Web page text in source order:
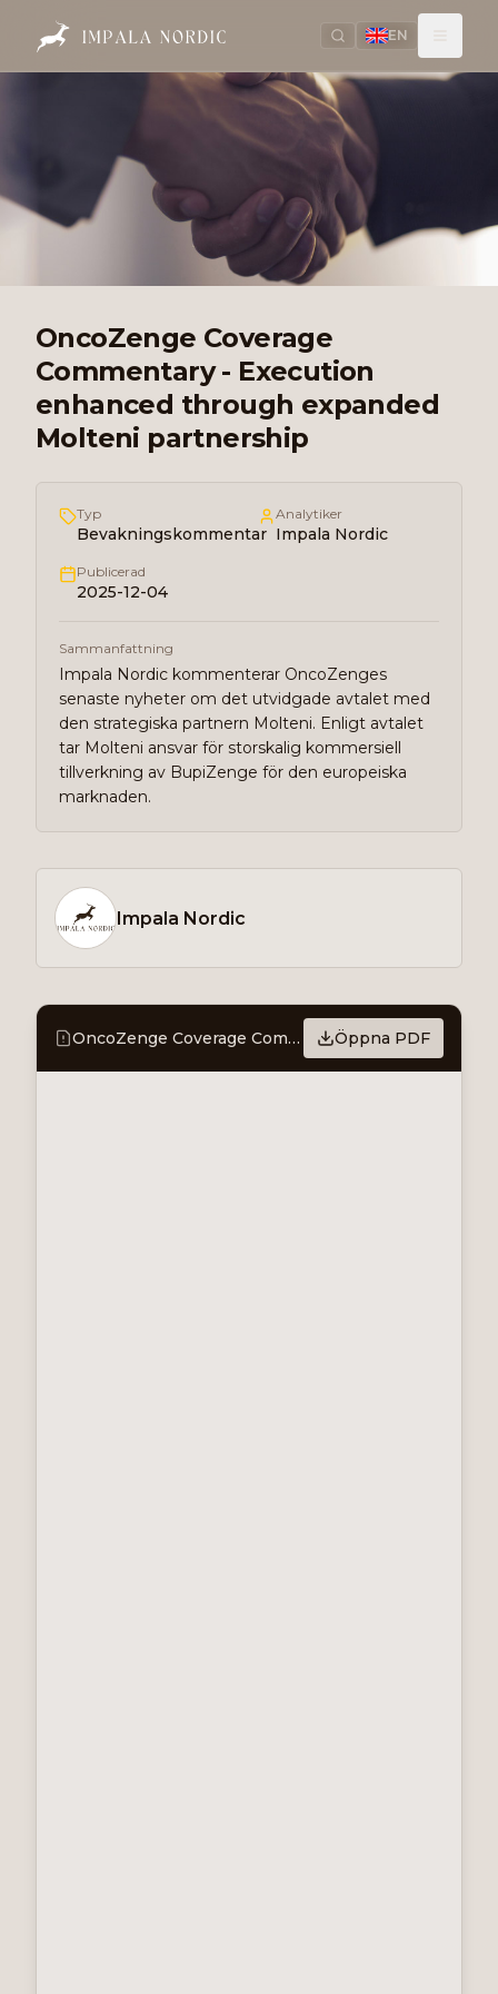
EN
OncoZenge Coverage
Commentary - Execution
enhanced through expanded
Molteni partnership
Typ
Bevakningskommentar
Analytiker
Impala Nordic
Publicerad
2025-12-04
Sammanfattning
Impala Nordic kommenterar OncoZenges
senaste nyheter om det utvidgade avtalet med
den strategiska partnern Molteni. Enligt avtalet
tar Molteni ansvar för storskalig kommersiell
tillverkning av BupiZenge för den europeiska
marknaden.
Impala Nordic
OncoZenge Coverage Commentary - Execution enhanced through expanded Molteni partnership Öppna PDF